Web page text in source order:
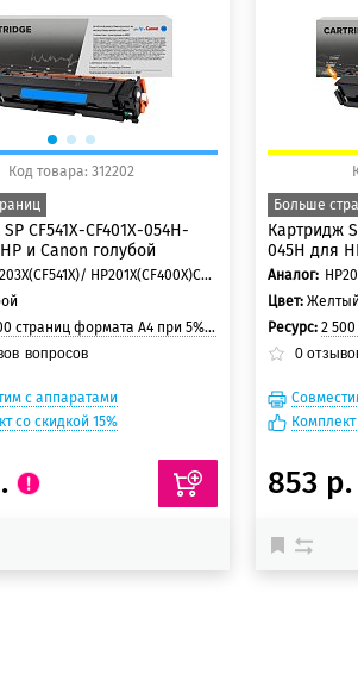
Код товара: 312202
CF541X-CF401X-054H-
и Canon голубой
HP203X(CF541X)/ HP201X(CF400X)Canon 054H/ Canon 045H
формата А4 при 5% заполнении страницы
вопросов
с аппаратами
со скидкой 15%
Больше
Картридж
045H для
Аналог:
Цвет: Желтый
Ресурс: 2 500
0
853 р.